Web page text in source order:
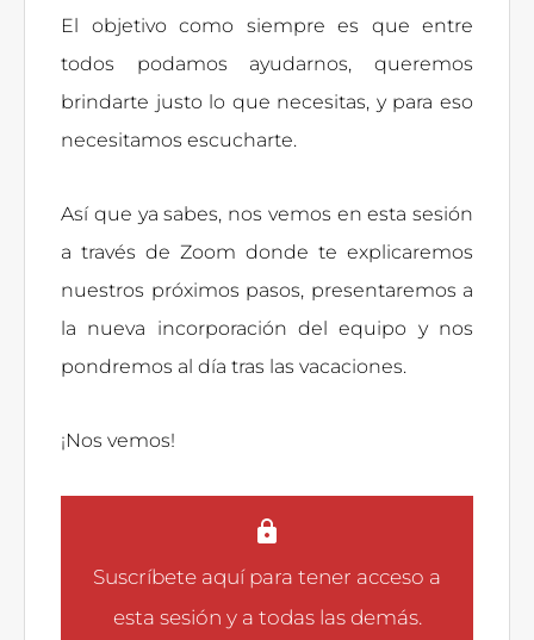
El objetivo como siempre es que entre
todos podamos ayudarnos, queremos
brindarte justo lo que necesitas, y para eso
necesitamos escucharte.
Así que ya sabes, nos vemos en esta sesión
a través de Zoom donde te explicaremos
nuestros próximos pasos, presentaremos a
la nueva incorporación del equipo y nos
pondremos al día tras las vacaciones.
¡Nos vemos!
Suscríbete aquípara tener acceso a
esta sesión y a todas las demás.